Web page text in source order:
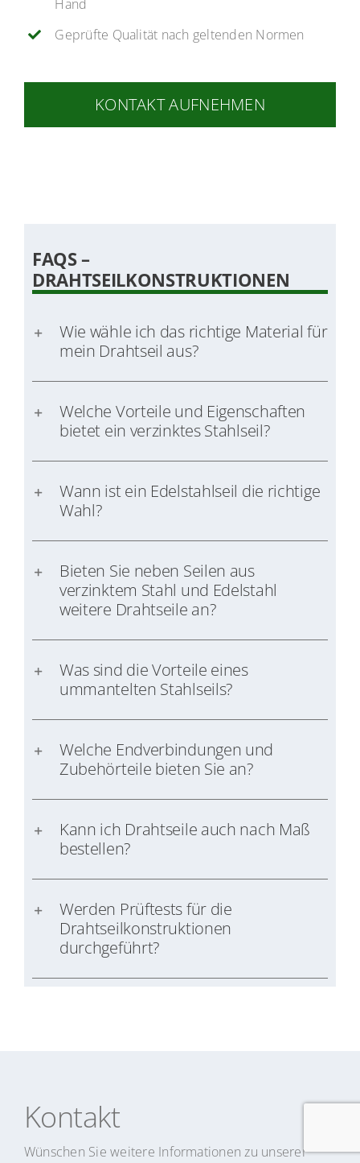
Hand
Geprüfte Qualität nach geltenden Normen
KONTAKT AUFNEHMEN
FAQS –
DRAHTSEILKONSTRUKTIONEN
Wie wähle ich das richtige Material für
mein Drahtseil aus?
Welche Vorteile und Eigenschaften
bietet ein verzinktes Stahlseil?
Wann ist ein Edelstahlseil die richtige
Wahl?
Bieten Sie neben Seilen aus
verzinktem Stahl und Edelstahl
weitere Drahtseile an?
Was sind die Vorteile eines
ummantelten Stahlseils?
Welche Endverbindungen und
Zubehörteile bieten Sie an?
Kann ich Drahtseile auch nach Maß
bestellen?
Werden Prüftests für die
Drahtseilkonstruktionen
durchgeführt?
Kontakt
Wünschen Sie weitere Informationen zu unserer